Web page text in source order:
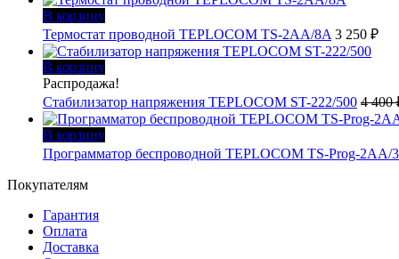
В корзину
Термостат проводной TEPLOCOM TS-2AA/8A 3 250 ₽
В корзину
Распродажа!
Стабилизатор напряжения TEPLOCOM ST-222/500 4 400
В корзину
Программатор беспроводной TEPLOCOM TS-Prog-2AA/
Покупателям
Гарантия
Оплата
Доставка